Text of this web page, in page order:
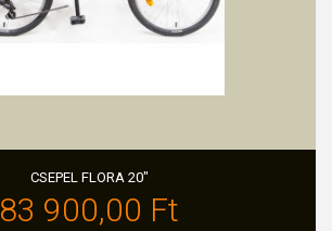
CSEPEL FLORA 20"
83 900,00 Ft‎